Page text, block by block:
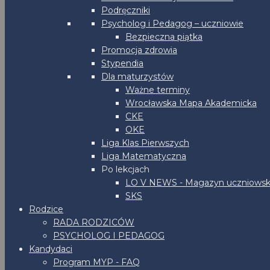
Podręczniki
Psycholog i Pedagog – uczniowie
Bezpieczna piątka
Promocja zdrowia
Stypendia
Dla maturzystów
Ważne terminy
Wrocławska Mapa Akademicka
CKE
OKE
Liga Klas Pierwszych
Liga Matematyczna
Po lekcjach
LO V NEWS - Magazyn
SKS
Rodzice
RADA RODZICÓW
PSYCHOLOG I PEDAGOG
Kandydaci
Program MYP - FAQ